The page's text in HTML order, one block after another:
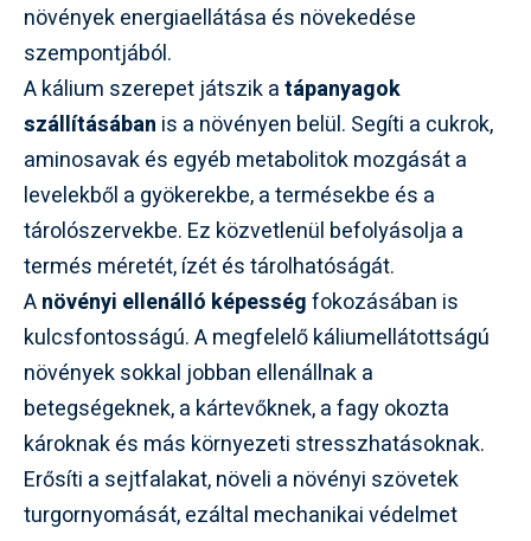
növények energiaellátása és növekedése
szempontjából.
A kálium szerepet játszik atápanyagok
szállításában is a növényen belül. Segíti a cukrok,
aminosavak és egyéb metabolitok mozgását a
levelekből a gyökerekbe, a termésekbe és a
tárolószervekbe. Ez közvetlenül befolyásolja a
termés méretét, ízét és tárolhatóságát.
Anövényi ellenálló képességfokozásában is
kulcsfontosságú. A megfelelő káliumellátottságú
növények sokkal jobban ellenállnak a
betegségeknek, a kártevőknek, a fagy okozta
károknak és más környezeti stresszhatásoknak.
Erősíti a sejtfalakat, növeli a növényi szövetek
turgornyomását, ezáltal mechanikai védelmet